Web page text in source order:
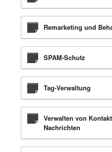
Remarketing und
SPAM-Schutz
Tag-Verwaltung
Verwalten von
Nachrichten